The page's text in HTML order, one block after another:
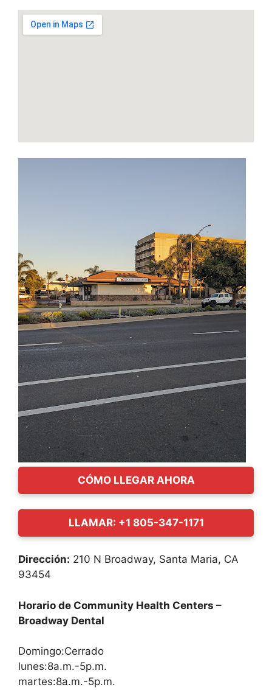
CÓMO LLEGAR AHORA
LLAMAR: +1 805-347-1171
Dirección: 210 N Broadway, Santa Maria, CA
93454
Horario de Community Health Centers –
Broadway Dental
Domingo:Cerrado
lunes:8a.m.-5p.m.
martes:8a.m.-5p.m.